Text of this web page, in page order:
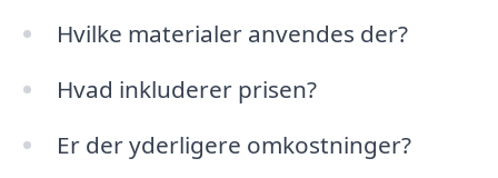
Hvilke materialer anvendes der?
Hvad inkluderer prisen?
Er der yderligere omkostninger?